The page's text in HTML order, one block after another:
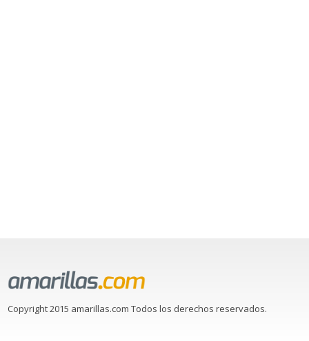
Copyright 2015 amarillas.com Todos los derechos reservados.